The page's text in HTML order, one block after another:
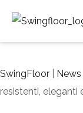
SwingFloor News
resistenti, eleganti